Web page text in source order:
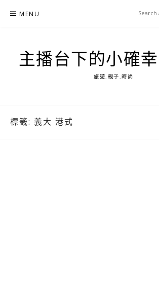
MENU
主播台下的小確
旅遊.親子.時尚
標籤: 義大 港式